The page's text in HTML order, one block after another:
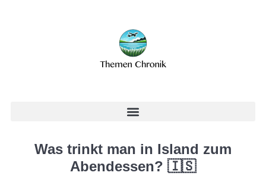
Was trinkt man in Island zum
Abendessen? 🇮🇸